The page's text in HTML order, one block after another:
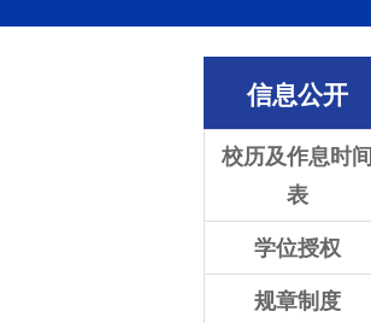
信息公开
校历及作息时间
表
学位授权
规章制度